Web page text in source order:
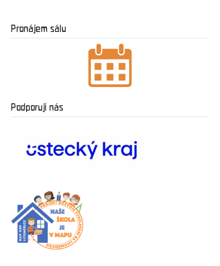
Pronájem sálu
Podporují nás